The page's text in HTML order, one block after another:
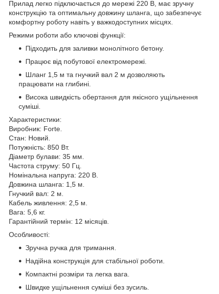
Прилад легко підключається до мережі 220 В, має зручну
конструкцію та оптимальну довжину шланга, що забезпечує
комфортну роботу навіть у важкодоступних місцях.
Режими роботи або ключові функції:
Підходить для заливки монолітного бетону.
Працює від побутової електромережі.
Шланг 1,5 м та гнучкий вал 2 м дозволяють
працювати на глибині.
Висока швидкість обертання для якісного ущільнення
суміші.
Характеристики:
Виробник: Forte.
Стан: Новий.
Потужність: 850 Вт.
Діаметр булави: 35 мм.
Частота струму: 50 Гц.
Номінальна напруга: 220 В.
Довжина шланга: 1,5 м.
Гнучкий вал: 2 м.
Кабель живлення: 2,5 м.
Вага: 5,6 кг.
Гарантійний термін: 12 місяців.
Особливості:
Зручна ручка для тримання.
Надійна конструкція для стабільної роботи.
Компактні розміри та легка вага.
Швидке ущільнення суміші без зусиль.